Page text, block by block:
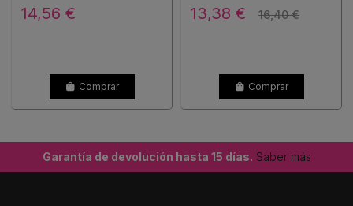
14,56 €
Comprar
13,38 € 16,40 €
Comprar
Garantía de devolución hasta 15 días. Saber más